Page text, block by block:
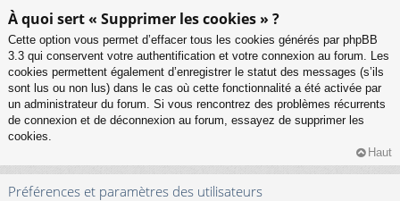
À quoi sert « Supprimer les cookies » ?
Cette option vous permet d’effacer tous les cookies générés par phpBB
3.3 qui conservent votre authentification et votre connexion au forum. Les
cookies permettent également d’enregistrer le statut des messages (s’ils
sont lus ou non lus) dans le cas où cette fonctionnalité a été activée par
un administrateur du forum. Si vous rencontrez des problèmes récurrents
de connexion et de déconnexion au forum, essayez de supprimer les
cookies.
Haut
Préférences et paramètres des utilisateurs